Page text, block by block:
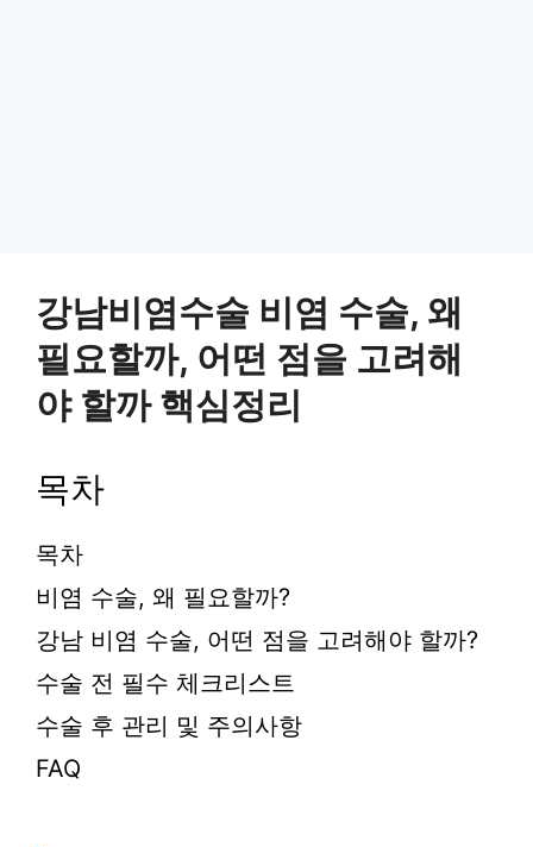
강남비염수술 비염 수술, 왜
필요할까, 어떤 점을 고려해
야 할까 핵심정리
목차
목차
비염 수술, 왜 필요할까?
강남 비염 수술, 어떤 점을 고려해야 할까?
수술 전 필수 체크리스트
수술 후 관리 및 주의사항
FAQ